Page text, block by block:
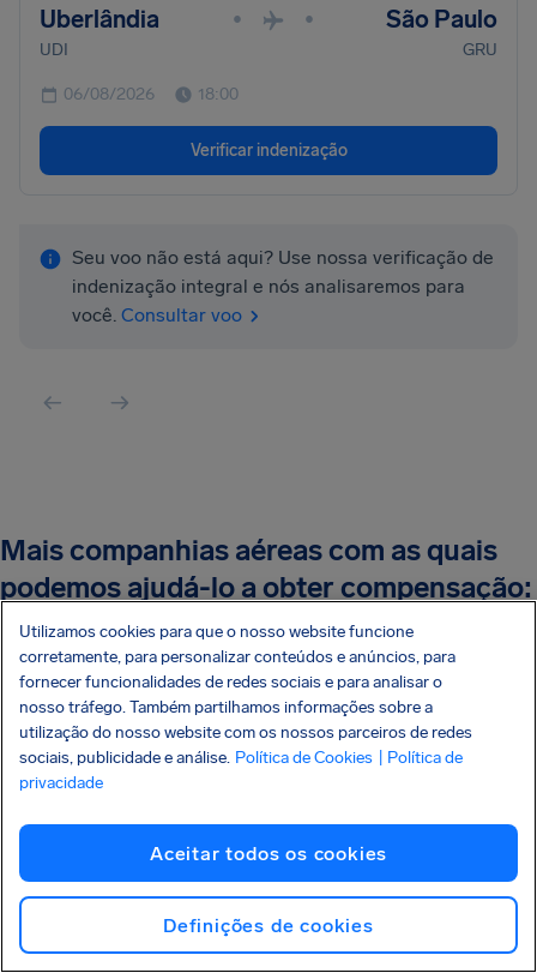
Uberlândia • • São Paulo
UDI GRU
06/08/2026 18:00
Verificar indenização
Seu voo não está aqui? Use nossa verificação de
indenização integral e nós analisaremos para
você. Consultar voo
Mais companhias aéreas com as quais
podemos ajudá-lo a obter compensação:
Azul Atraso Voo
LATAM Atraso Voo
Gol Linhas Aéreas
Utilizamos cookies para que o nosso website funcione
corretamente, para personalizar conteúdos e anúncios, para
fornecer funcionalidades de redes sociais e para analisar o
nosso tráfego. Também partilhamos informações sobre a
utilização do nosso website com os nossos parceiros de redes
sociais, publicidade e análise. Política de Cookies
| Política de
privacidade
Aceitar todos os cookies
Definições de cookies